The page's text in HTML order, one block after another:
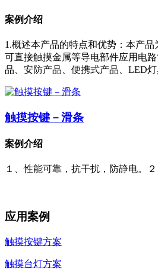
案例介绍
1.概述本产品的特点和优势：本产
可直接触摸金属等导电部件应用电
品、安防产品、便携式产品、LED
触摸按键－滑条
案例介绍
１、性能可靠，抗干扰，防静电。
应用案例
触摸按键方案
触摸台灯方案